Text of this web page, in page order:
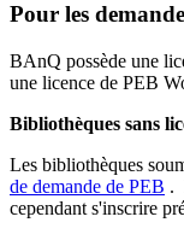
Pour les
BAnQ possède une
une licence de PEB
Bibliothèques sans
Les bibliothèques
de demande de PEB .
cependant s'inscrire